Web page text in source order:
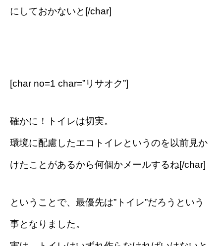
にしておかないと[/char]
[char no=1 char=”リサオク”]
確かに！トイレは切実。
環境に配慮したエコトイレというのを以前見か
けたことがあるから何個かメールするね[/char]
ということで、最優先は”トイレ”だろうという
事となりました。